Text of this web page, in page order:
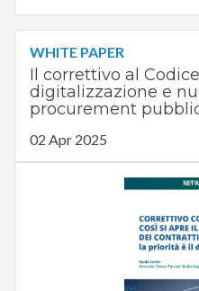
WHITE PAPER
Il correttivo al
digitalizzazione e
procurement
02 Apr 2025